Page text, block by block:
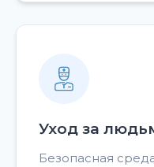
Уход за
Безопасная